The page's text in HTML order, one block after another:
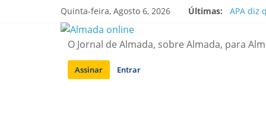
Quinta-feira, Agosto 6, 2026 Últimas:
APA diz
Ponte
O Jornal de Almada, sobre Almada, para
Assinar Entrar